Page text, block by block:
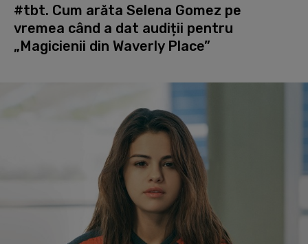
#tbt. Cum arăta Selena Gomez pe
vremea când a dat audiții pentru
„Magicienii din Waverly Place”